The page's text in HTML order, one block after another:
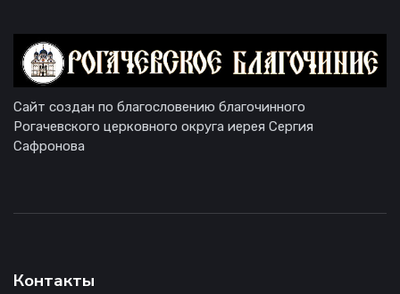
Сайт создан по благословению благочинного
Рогачевского церковного округа иерея Сергия
Сафронова
Контакты